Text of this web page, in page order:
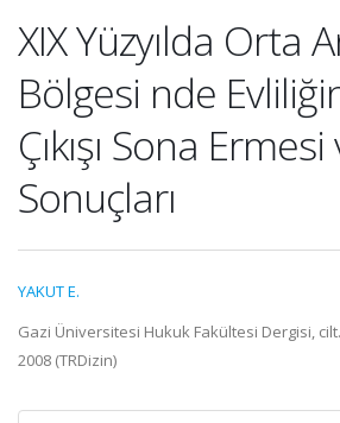
XIX Yüzyılda Orta
Bölgesi nde
Çıkışı Sona Ermesi
Sonuçları
YAKUT E.
Gazi Üniversitesi Hukuk Fakültesi Dergisi,
2008 (TRDizin)